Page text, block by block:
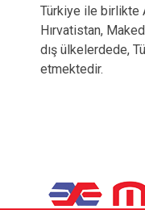
Türkiye ile birlikte
Hırvatistan,
dış ülkelerdede,
etmektedir.